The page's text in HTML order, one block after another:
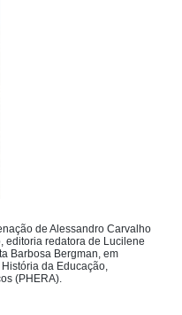
de Alessandro Carvalho
editoria redatora de Lucilene
Barbosa Bergman, em
da Educação,
(PHERA).